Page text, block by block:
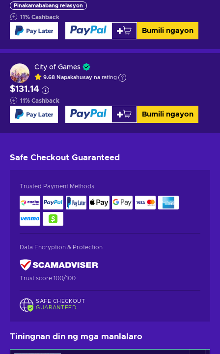
Pinakamababang relasyon
11% Cashback
Bumili ngayon
City of Games
9.68 Napakahusay na rating
$131.14
11% Cashback
Bumili ngayon
Safe Checkout Guaranteed
Trusted Payment Methods
Data Encryption & Protection
Trust score 100/100
SAFE CHECKOUT
GUARANTEED
Tiningnan din ng mga manlalaro